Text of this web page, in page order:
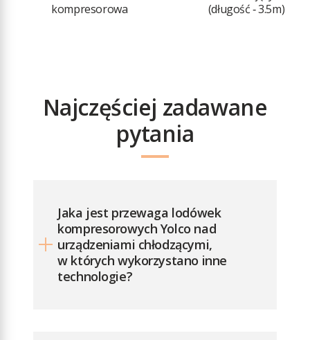
otoczenia:
hałasu: 45 dB
chłodniczy:
Bluetooth
5.0 (zasięg
działania
do 10 m)
kompresorowa
(długość ‑ 3.5m)
Najczęściej zadawane
pytania
Jaka jest przewaga lodówek
kompresorowych Yolco nad
urządzeniami chłodzącymi,
w których wykorzystano inne
technologie?